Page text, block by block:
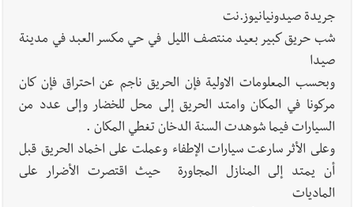
جريدة صيدونيانيوز.نت
شب حريق كبير بعيد منتصف الليل في حي مكسر العبد في مدينة
صيدا
وبحسب المعلومات الاولية فإن الحريق ناجم عن احتراق فإن كان
مركونا في المكان وامتد الحريق إلى محل للخضار وإلى عدد من
السيارات فيما شوهدت السنة الدخان تغطي المكان .
وعلى الأثر سارعت سيارات الإطفاء وعملت على اخماد الحريق قبل
أن يمتد إلى المنازل المجاورة حيث اقتصرت الأضرار على
الماديات